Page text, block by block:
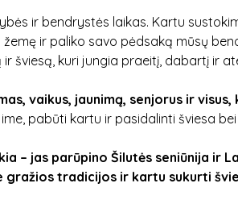
ir bendrystės laikas. Kartu
ir paliko savo pėdsaką mūsų
šviesą, kuri jungia praeitį, dabartį ir
vaikus, jaunimą, senjorus ir
pabūti kartu ir pasidalinti šviesa bei
– jas parūpino Šilutės seniūnija ir
gražios tradicijos ir kartu sukurti